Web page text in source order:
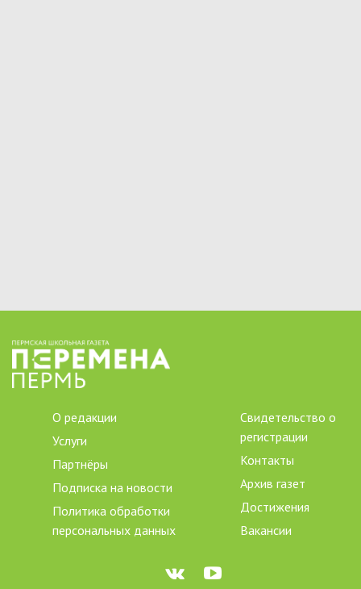
О редакции
Услуги
Партнёры
Подписка на новости
Политика обработки
персональных данных
Свидетельство о
регистрации
Контакты
Архив газет
Достижения
Вакансии